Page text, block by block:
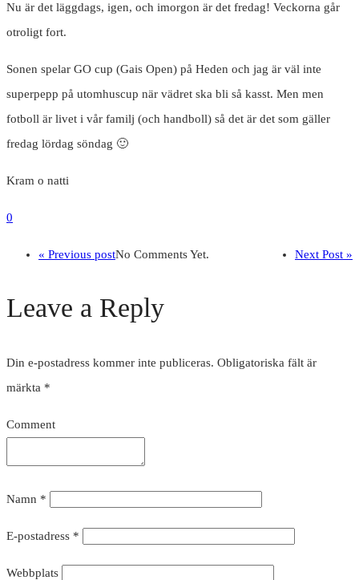
Nu är det läggdags, igen, och imorgon är det fredag! Veckorna går
otroligt fort.
Sonen spelar GO cup (Gais Open) på Heden och jag är väl inte
superpepp på utomhuscup när vädret ska bli så kasst. Men men
fotboll är livet i vår familj (och handboll) så det är det som gäller
fredag lördag söndag 🙂
Kram o natti
0
« Previous post Next Post »
No Comments Yet.
Leave a Reply
Din e-postadress kommer inte publiceras. Obligatoriska fält är
märkta *
Comment
Namn *
E-postadress *
Webbplats